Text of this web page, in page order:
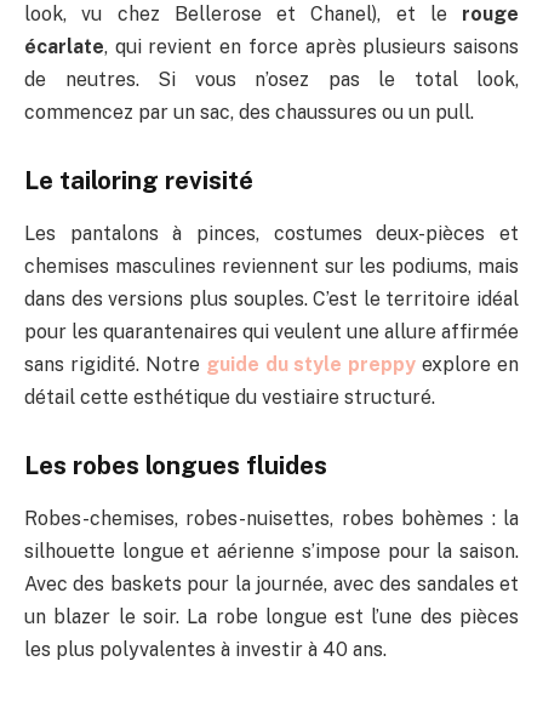
look, vu chez Bellerose et Chanel), et le rouge
écarlate, qui revient en force après plusieurs saisons
de neutres. Si vous n’osez pas le total look,
commencez par un sac, des chaussures ou un pull.
Le tailoring revisité
Les pantalons à pinces, costumes deux-pièces et
chemises masculines reviennent sur les podiums, mais
dans des versions plus souples. C’est le territoire idéal
pour les quarantenaires qui veulent une allure affirmée
sans rigidité. Notre guide du style preppy explore en
détail cette esthétique du vestiaire structuré.
Les robes longues fluides
Robes-chemises, robes-nuisettes, robes bohèmes : la
silhouette longue et aérienne s’impose pour la saison.
Avec des baskets pour la journée, avec des sandales et
un blazer le soir. La robe longue est l’une des pièces
les plus polyvalentes à investir à 40 ans.